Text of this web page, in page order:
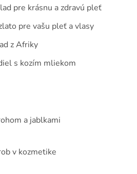
pre krásnu a zdravú pleť
pre vašu pleť a vlasy
z Afriky
s kozím mliekom
a jablkami
v kozmetike